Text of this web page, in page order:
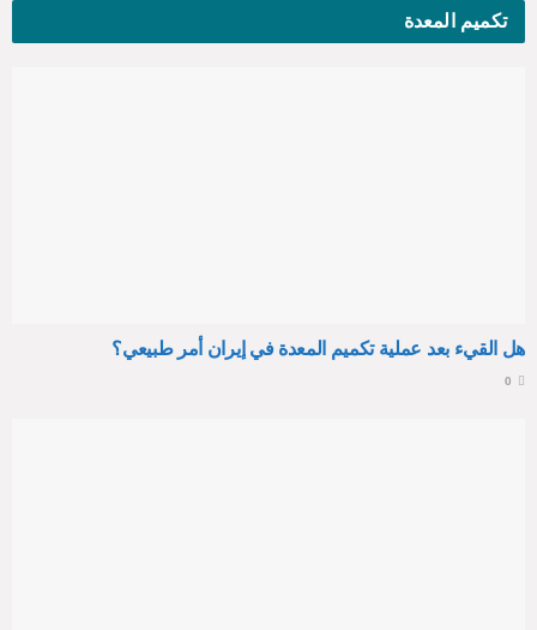
تكميم المعدة
هل القيء بعد عملية تكميم المعدة في إيران أمر طبيعي؟